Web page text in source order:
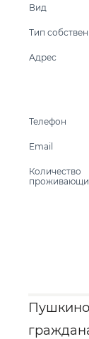
Вид
Тип
Адрес
Телефон
Email
Количество